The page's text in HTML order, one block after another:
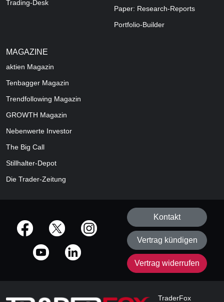
Trading-Desk
Paper: Research-Reports
Portfolio-Builder
MAGAZINE
aktien Magazin
Tenbagger Magazin
Trendfollowing Magazin
GROWTH Magazin
Nebenwerte Investor
The Big Call
Stillhalter-Depot
Die Trader-Zeitung
offizielle Social Media-Accounts
Kontakt
Vertrag kündigen
Vertrag widerrufen
TraderFox